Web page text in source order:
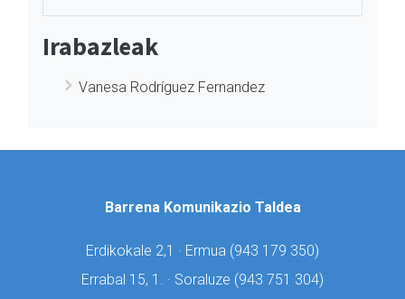
Irabazleak
Vanesa Rodríguez Fernandez
Barrena Komunikazio Taldea
Erdikokale 2,1 · Ermua (943 179 350)
Errabal 15, 1. · Soraluze (943 751 304)